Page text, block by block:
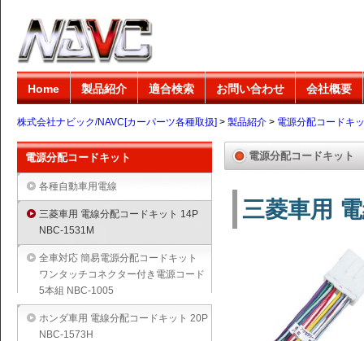
Home 製品紹介 適合検索 お問い合わせ 会社概要
株式会社ナビック/NAVC[カーパーツ各種取扱] > 製品紹介 > 電源分配コードキ
電源分配コードキット
三菱車用
電源分配コードキット
各種自動車用電線
三菱車用 電線分配コードキット 14P
NBC-1531M
全車対応 簡易電源分配コードキット
ワンタッチコネクター付き電源コード
5本組 NBC-1005
ホンダ車用 電線分配コードキット 20P
NBC-1573H